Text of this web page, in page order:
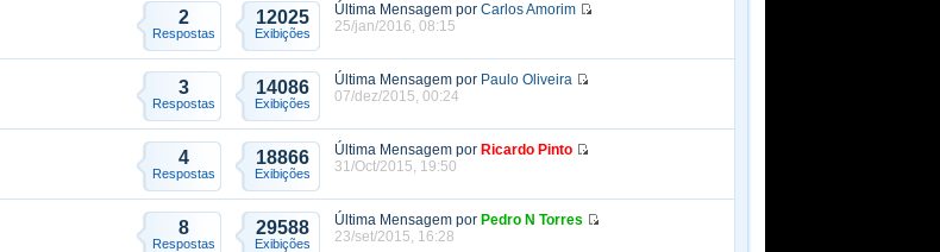
2
Respostas
12025
Exibições
Última Mensagem por Carlos Amorim
25/jan/2016, 08:15
3
Respostas
14086
Exibições
Última Mensagem por Paulo Oliveira
07/dez/2015, 00:24
4
Respostas
18866
Exibições
Última Mensagem por Ricardo Pinto
31/Oct/2015, 19:50
8
Respostas
29588
Exibições
Última Mensagem por Pedro N Torres
23/set/2015, 16:28